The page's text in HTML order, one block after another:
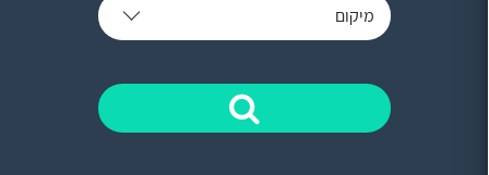
מיקום